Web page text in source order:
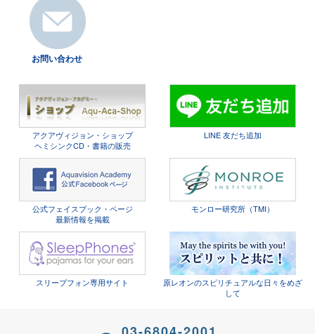
お問い合わせ
アクアヴィジョン・ショップ
ヘミシンクCD・書籍の販売
LINE 友だち追加
公式フェイスブック・ページ
最新情報を掲載
モンロー研究所（TMI）
スリープフォン専用サイト
原レオンのスピリチュアルな日々をめざ
して